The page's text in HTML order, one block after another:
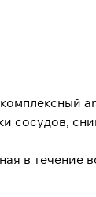
сосудов,
в течение